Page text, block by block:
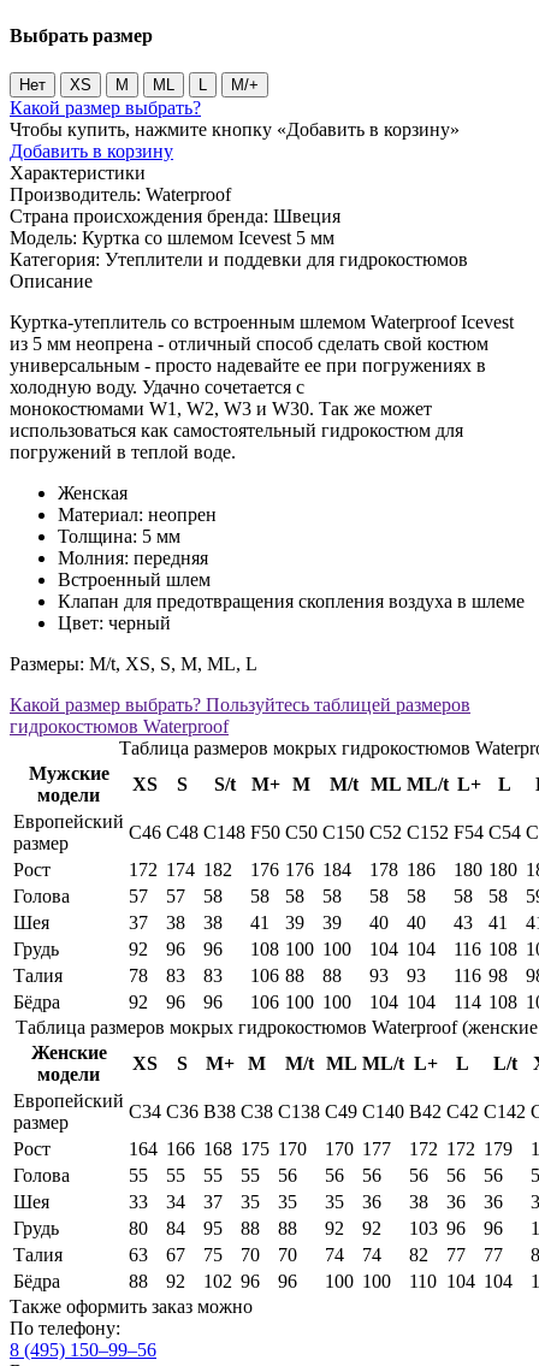
Выбрать размер
Нет XS M ML L M/+
Какой размер выбрать?
Чтобы купить, нажмите кнопку «Добавить в корзину»
Добавить в корзину
Характеристики
Производитель: Waterproof
Страна происхождения бренда: Швеция
Модель: Куртка со шлемом Icevest 5 мм
Категория: Утеплители и поддевки для гидрокостюмов
Описание
Куртка-утеплитель со встроенным шлемом Waterproof Icevest
из 5 мм неопрена - отличный способ сделать свой костюм
универсальным - просто надевайте ее при погружениях в
холодную воду. Удачно сочетается с
монокостюмами W1, W2, W3 и W30. Так же может
использоваться как самостоятельный гидрокостюм для
погружений в теплой воде.
Женская
Материал: неопрен
Толщина: 5 мм
Молния: передняя
Встроенный шлем
Клапан для предотвращения скопления воздуха в шлеме
Цвет: черный
Размеры: M/t, XS, S, M, ML, L
Какой размер выбрать? Пользуйтесь таблицей размеров
гидрокостюмов Waterproof
Таблица размеров мокрых гидрокостюмов
Мужские
модели
XS S S/t M+ M M/t ML ML/t L+ L
Европейский
размер
C46 C48 C148 F50 C50 C150 C52 C152 F54 C54
Рост
172 174 182 176 176 184 178 186 180 180
Голова
57 57 58 58 58 58 58 58 58 58
Шея
37 38 38 41 39 39 40 40 43 41
Грудь
92 96 96 108 100 100 104 104 116 108
Талия
78 83 83 106 88 88 93 93 116 98
Бёдра
92 96 96 106 100 100 104 104 114 108
Таблица размеров мокрых гидрокостюмов Waterproof
Женские
модели
XS S M+ M M/t ML ML/t L+ L L/t
Европейский
размер
C34 C36 В38 С38 C138 C49 C140 В42 С42 C142
Рост
164 166 168 175 170 170 177 172 172 179
Голова
55 55 55 55 56 56 56 56 56 56
Шея
33 34 37 35 35 35 36 38 36 36
Грудь
80 84 95 88 88 92 92 103 96 96
Талия
63 67 75 70 70 74 74 82 77 77
Бёдра
88 92 102 96 96 100 100 110 104 104
Также оформить заказ можно
По телефону:
8 (495) 150–99–56